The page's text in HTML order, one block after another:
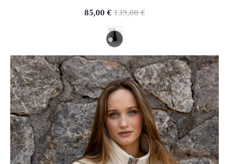
85,00 €139,00€